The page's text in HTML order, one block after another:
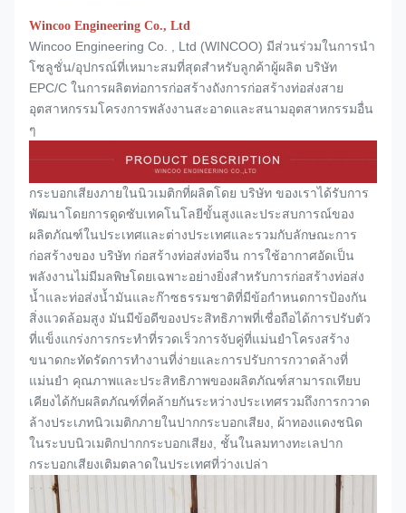
Wincoo Engineering Co., Ltd
Wincoo Engineering Co. , Ltd (WINCOO) มีส่วนร่วมในการนำ
โซลูชั่น/อุปกรณ์ที่เหมาะสมที่สุดสำหรับลูกค้าผู้ผลิต บริษัท
EPC/C ในการผลิตท่อการก่อสร้างถังการก่อสร้างท่อส่งสาย
อุตสาหกรรมโครงการพลังงานสะอาดและสนามอุตสาหกรรมอื่น
ๆ
กระบอกเสียงภายในนิวเมติกที่ผลิตโดย บริษัท ของเราได้รับการ
พัฒนาโดยการดูดซับเทคโนโลยีขั้นสูงและประสบการณ์ของ
ผลิตภัณฑ์ในประเทศและต่างประเทศและรวมกับลักษณะการ
ก่อสร้างของ บริษัท ก่อสร้างท่อส่งท่อจีน การใช้อากาศอัดเป็น
พลังงานไม่มีมลพิษโดยเฉพาะอย่างยิ่งสำหรับการก่อสร้างท่อส่ง
น้ำและท่อส่งน้ำมันและก๊าซธรรมชาติที่มีข้อกำหนดการป้องกัน
สิ่งแวดล้อมสูง มันมีข้อดีของประสิทธิภาพที่เชื่อถือได้การปรับตัว
ที่แข็งแกร่งการกระทำที่รวดเร็วการจับคู่ที่แม่นยำโครงสร้าง
ขนาดกะทัดรัดการทำงานที่ง่ายและการปรับการกวาดล้างที่
แม่นยำ คุณภาพและประสิทธิภาพของผลิตภัณฑ์สามารถเทียบ
เคียงได้กับผลิตภัณฑ์ที่คล้ายกันระหว่างประเทศรวมถึงการกวาด
ล้างประเภทนิวเมติกภายในปากกระบอกเสียง, ผ้าทองแดงชนิด
ในระบบนิวเมติกปากกระบอกเสียง, ชั้นในลมทางทะเลปาก
กระบอกเสียงเติมตลาดในประเทศที่ว่างเปล่า